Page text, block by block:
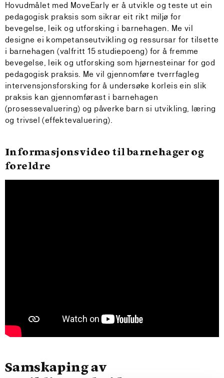
Hovudmålet med MoveEarly er å utvikle og teste ut ein
pedagogisk praksis som sikrar eit rikt miljø for
bevegelse, leik og utforsking i barnehagen. Me vil
designe ei kompetanseutvikling og ressursar for tilsette
i barnehagen (valfritt 15 studiepoeng) for å fremme
bevegelse, leik og utforsking som hjørnesteinar for god
pedagogisk praksis. Me vil gjennomføre tverrfagleg
intervensjonsforsking for å undersøke korleis ein slik
praksis kan gjennomførast i barnehagen
(prosessevaluering) og påverke barn si utvikling, læring
og trivsel (effektevaluering).
Informasjonsvideo til barnehager og
foreldre
Samskaping av